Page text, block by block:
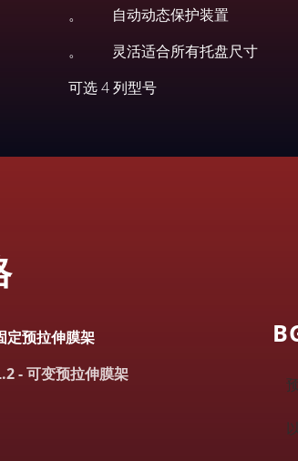
。 自动动态保护装置
。 灵活适合所有托盘尺寸
可选 4 列型号
定预拉伸膜架
- 可变预拉伸膜架